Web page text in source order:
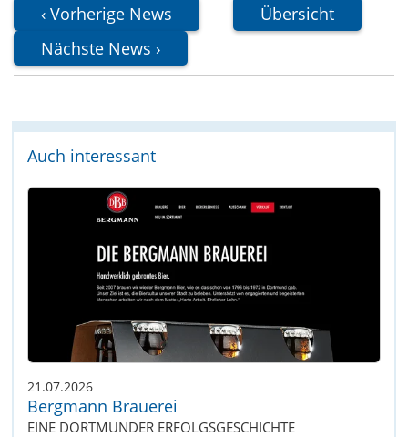
Vorherige News
Übersicht
Nächste News
Auch interessant
21.07.2026
Bergmann Brauerei
EINE DORTMUNDER ERFOLGSGESCHICHTE